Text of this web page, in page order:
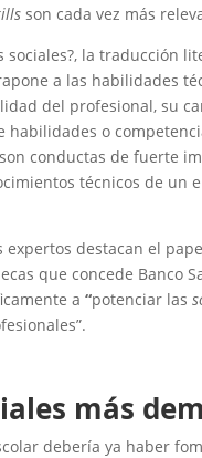
son cada vez más
sociales?, la traducción
a las habilidades
del profesional, su
habilidades o
conductas de fuerte
técnicos de un
expertos destacan el
que concede Banco
a “potenciar las
más
debería ya haber